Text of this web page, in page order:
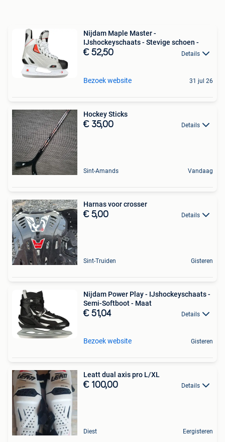
Nijdam Maple Master -
IJshockeyschaats - Stevige schoen -
€ 52,50 Details
Bezoek website 31 jul 26
Hockey Sticks
€ 35,00 Details
Sint-Amands Vandaag
Harnas voor crosser
€ 5,00 Details
Sint-Truiden Gisteren
Nijdam Power Play - IJshockeyschaats -
Semi-Softboot - Maat
€ 51,04 Details
Bezoek website Gisteren
Leatt dual axis pro L/XL
€ 100,00 Details
Diest Eergisteren